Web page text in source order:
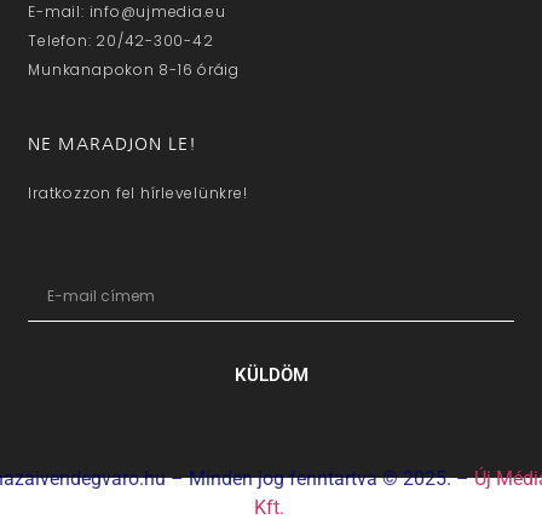
E-mail: info@ujmedia.eu
Telefon: 20/42-300-42
Munkanapokon 8-16 óráig
NE MARADJON LE!
Iratkozzon fel hírlevelünkre!
KÜLDÖM
– Minden jog fenntartva © 2025. –Új
Kft.